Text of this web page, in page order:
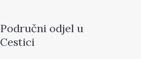
Područni odjel u
Cestici